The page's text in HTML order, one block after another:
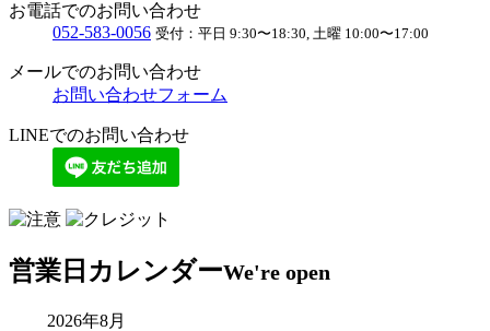
お電話でのお問い合わせ
052-583-0056 受付： 平日 9:30〜18:30, 土曜 10:00〜17:00
メールでのお問い合わせ
お問い合わせフォーム
LINEでのお問い合わせ
営業日カレンダーWe're open
2026年8月